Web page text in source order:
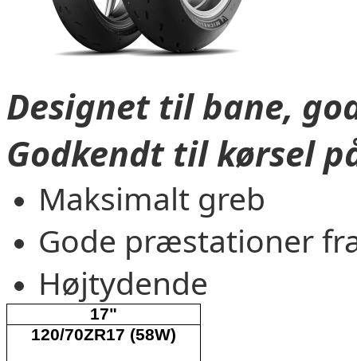
Designet til bane,
Godkendt til kørsel
Maksimalt greb
Gode præstationer
Højtydende
17"
120/70ZR17 (58W)